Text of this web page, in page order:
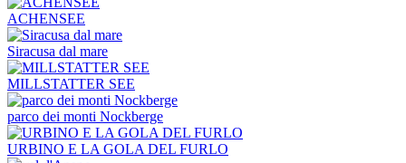
ACHENSEE
Siracusa dal mare
MILLSTATTER SEE
parco dei monti Nockberge
URBINO E LA GOLA DEL FURLO